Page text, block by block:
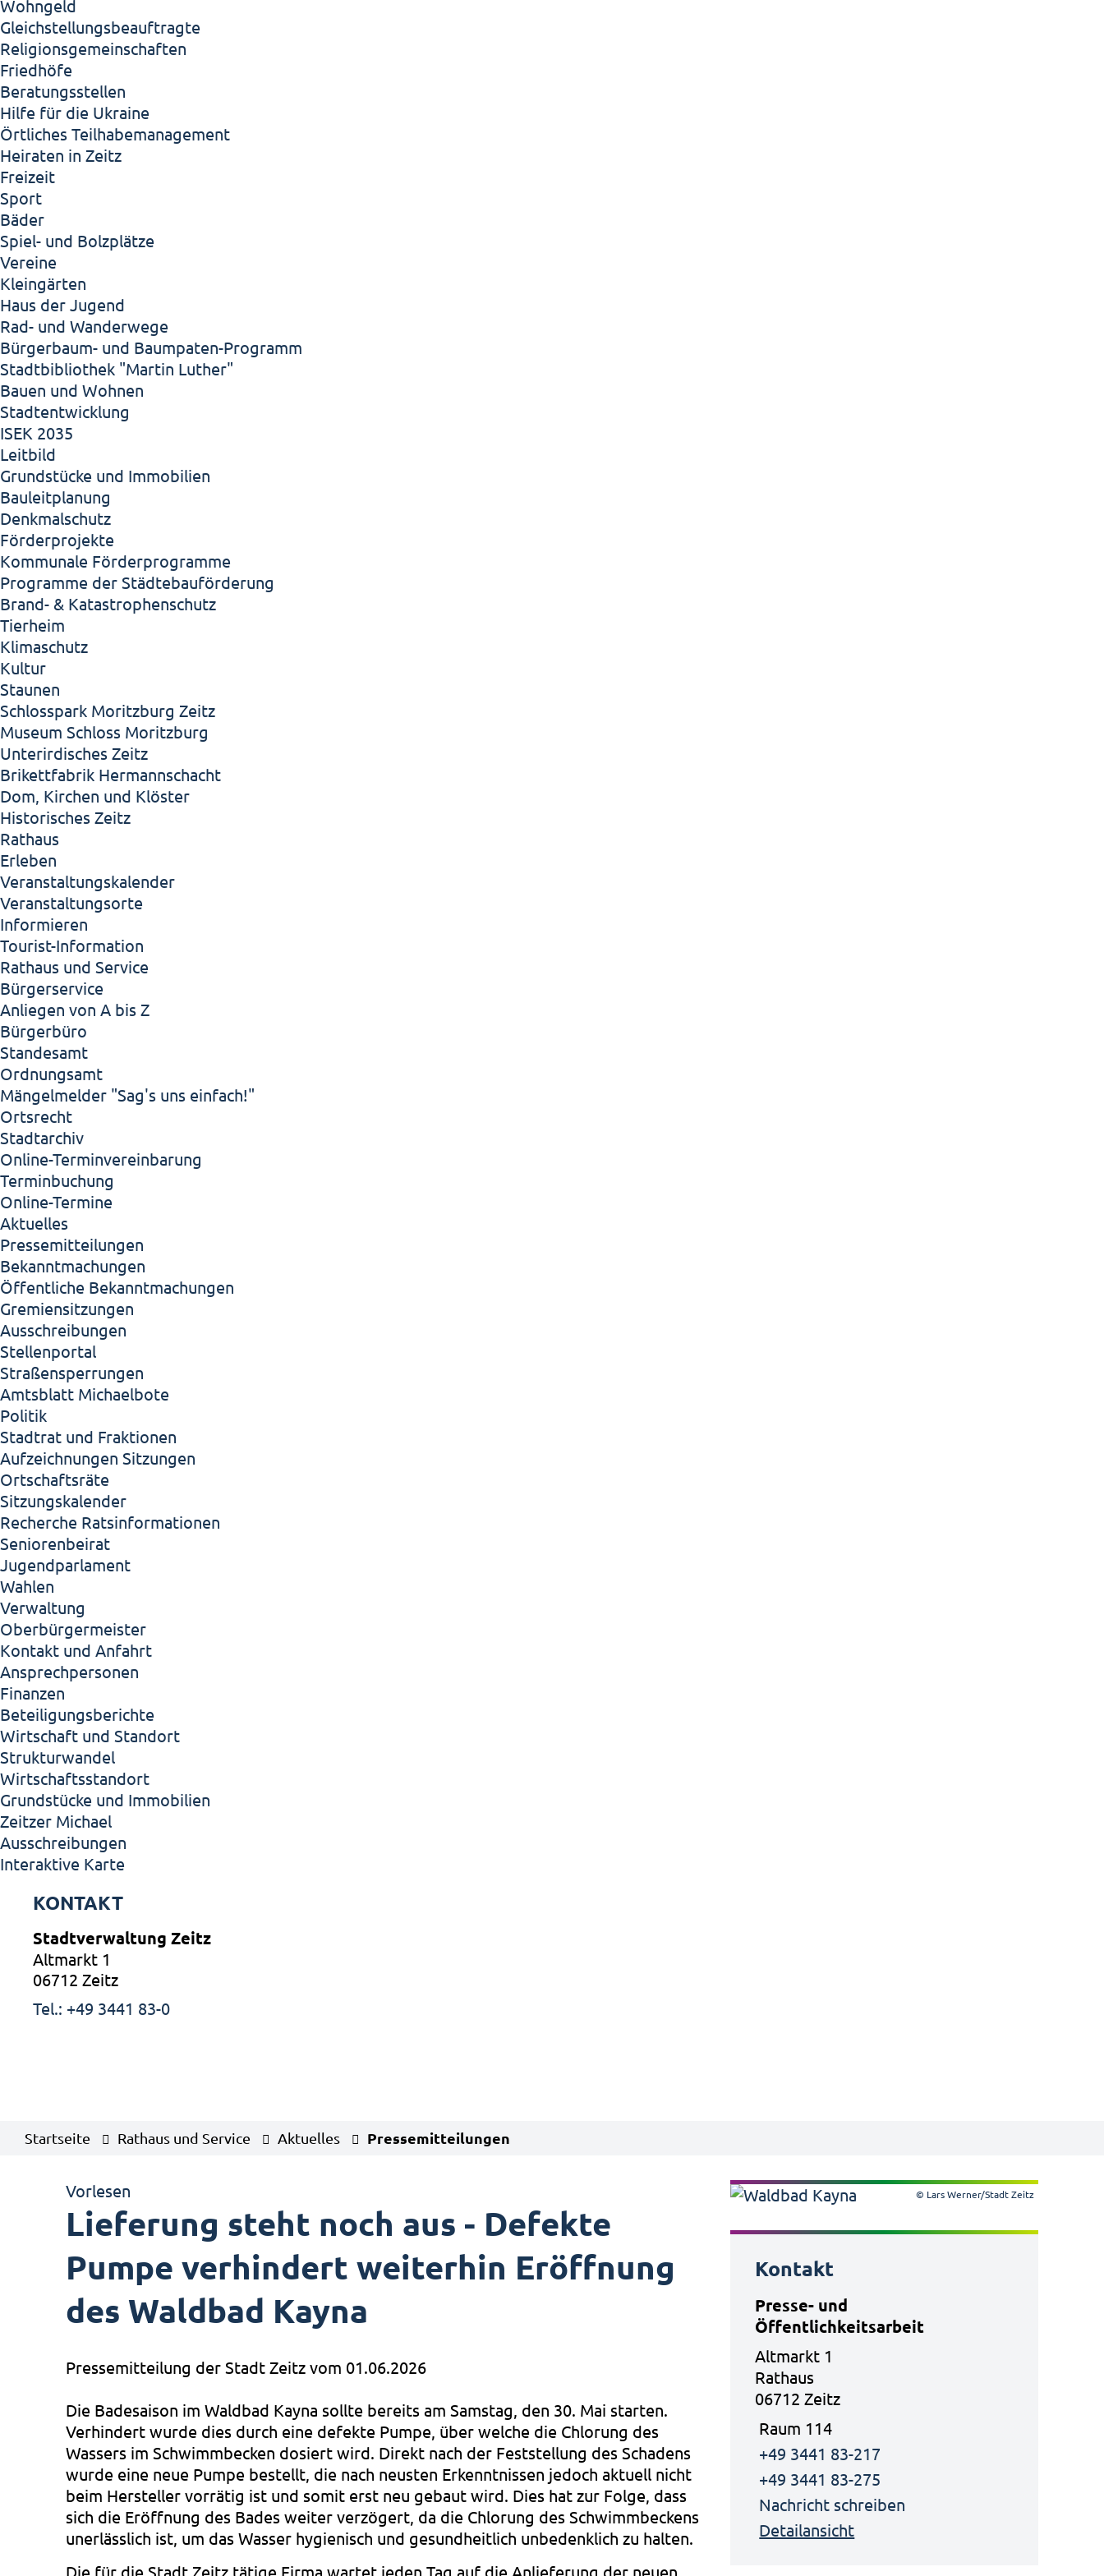
Wohngeld
Gleichstellungsbeauftragte
Religionsgemeinschaften
Friedhöfe
Beratungsstellen
Hilfe für die Ukraine
Örtliches Teilhabemanagement
Heiraten in Zeitz
Freizeit
Sport
Bäder
Spiel- und Bolzplätze
Vereine
Kleingärten
Haus der Jugend
Rad- und Wanderwege
Bürgerbaum- und Baumpaten-Programm
Stadtbibliothek "Martin Luther"
Bauen und Wohnen
Stadtentwicklung
ISEK 2035
Leitbild
Grundstücke und Immobilien
Bauleitplanung
Denkmalschutz
Förderprojekte
Kommunale Förderprogramme
Programme der Städtebauförderung
Brand- & Katastrophenschutz
Tierheim
Klimaschutz
Kultur
Staunen
Schlosspark Moritzburg Zeitz
Museum Schloss Moritzburg
Unterirdisches Zeitz
Brikettfabrik Hermannschacht
Dom, Kirchen und Klöster
Historisches Zeitz
Rathaus
Erleben
Veranstaltungskalender
Veranstaltungsorte
Informieren
Tourist-Information
Rathaus und Service
Bürgerservice
Anliegen von A bis Z
Bürgerbüro
Standesamt
Ordnungsamt
Mängelmelder "Sag's uns einfach!"
Ortsrecht
Stadtarchiv
Online-Terminvereinbarung
Terminbuchung
Online-Termine
Aktuelles
Pressemitteilungen
Bekanntmachungen
Öffentliche Bekanntmachungen
Gremiensitzungen
Ausschreibungen
Stellenportal
Straßensperrungen
Amtsblatt Michaelbote
Politik
Stadtrat und Fraktionen
Aufzeichnungen Sitzungen
Ortschaftsräte
Sitzungskalender
Recherche Ratsinformationen
Seniorenbeirat
Jugendparlament
Wahlen
Verwaltung
Oberbürgermeister
Kontakt und Anfahrt
Ansprechpersonen
Finanzen
Beteiligungsberichte
Wirtschaft und Standort
Strukturwandel
Wirtschaftsstandort
Grundstücke und Immobilien
Zeitzer Michael
Ausschreibungen
Interaktive Karte
KONTAKT
Stadtverwaltung Zeitz
Altmarkt 1
06712 Zeitz
Tel.: +49 3441 83-0
Startseite Rathaus und Service Aktuelles Pressemitteilungen
Vorlesen
Lieferung steht noch aus - Defekte
Pumpe verhindert weiterhin Eröffnung
des Waldbad Kayna
Pressemitteilung der Stadt Zeitz vom 01.06.2026
Die Badesaison im Waldbad Kayna sollte bereits am Samstag, den 30. Mai starten.
Verhindert wurde dies durch eine defekte Pumpe, über welche die Chlorung des
Wassers im Schwimmbecken dosiert wird. Direkt nach der Feststellung des Schadens
wurde eine neue Pumpe bestellt, die nach neusten Erkenntnissen jedoch aktuell nicht
beim Hersteller vorrätig ist und somit erst neu gebaut wird. Dies hat zur Folge, dass
sich die Eröffnung des Bades weiter verzögert, da die Chlorung des Schwimmbeckens
unerlässlich ist, um das Wasser hygienisch und gesundheitlich unbedenklich zu halten.
Die für die Stadt Zeitz tätige Firma wartet jeden Tag auf die Anlieferung der neuen
© Lars Werner/Stadt Zeitz
Kontakt
Presse- und
Öffentlichkeitsarbeit
Altmarkt 1
Rathaus
06712 Zeitz
Raum 114
+49 3441 83-217
+49 3441 83-275
Nachricht schreiben
Detailansicht